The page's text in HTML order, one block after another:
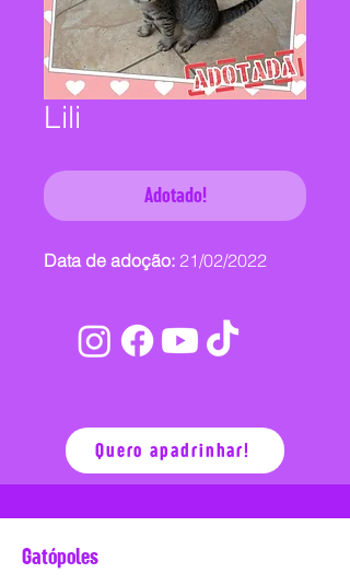
Lili
Adotado!
Data de adoção: 21/02/2022
Quero apadrinhar!
Gatópoles